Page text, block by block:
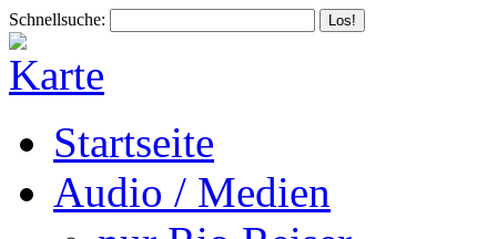
Schnellsuche:
Startseite
Audio / Medien